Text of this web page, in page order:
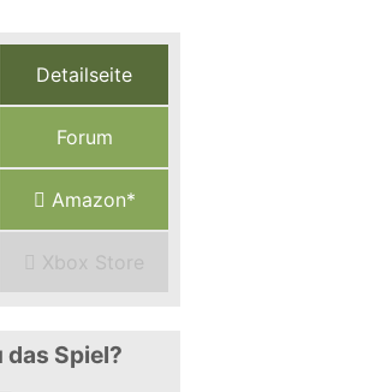
Detailseite
Forum
Amazon*
Xbox Store
Spiel?